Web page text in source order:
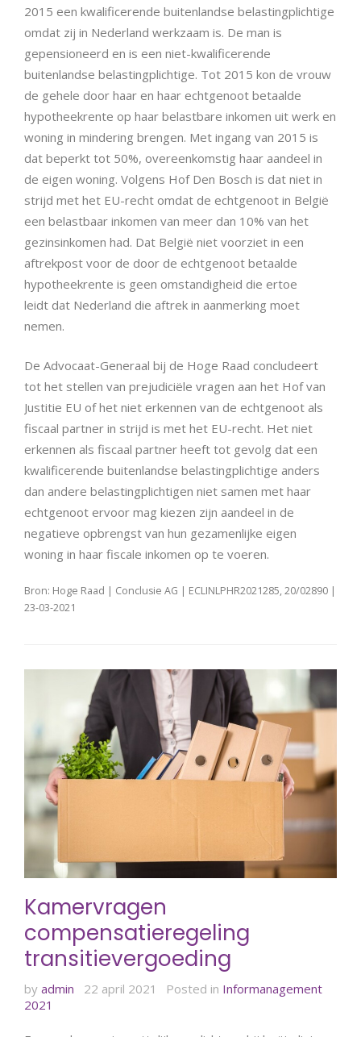
2015 een kwalificerende buitenlandse belastingplichtige
omdat zij in Nederland werkzaam is. De man is
gepensioneerd en is een niet-kwalificerende
buitenlandse belastingplichtige. Tot 2015 kon de vrouw
de gehele door haar en haar echtgenoot betaalde
hypotheekrente op haar belastbare inkomen uit werk en
woning in mindering brengen. Met ingang van 2015 is
dat beperkt tot 50%, overeenkomstig haar aandeel in
de eigen woning. Volgens Hof Den Bosch is dat niet in
strijd met het EU-recht omdat de echtgenoot in België
een belastbaar inkomen van meer dan 10% van het
gezinsinkomen had. Dat België niet voorziet in een
aftrekpost voor de door de echtgenoot betaalde
hypotheekrente is geen omstandigheid die ertoe
leidt dat Nederland die aftrek in aanmerking moet
nemen.
De Advocaat-Generaal bij de Hoge Raad concludeert
tot het stellen van prejudiciële vragen aan het Hof van
Justitie EU of het niet erkennen van de echtgenoot als
fiscaal partner in strijd is met het EU-recht. Het niet
erkennen als fiscaal partner heeft tot gevolg dat een
kwalificerende buitenlandse belastingplichtige anders
dan andere belastingplichtigen niet samen met haar
echtgenoot ervoor mag kiezen zijn aandeel in de
negatieve opbrengst van hun gezamenlijke eigen
woning in haar fiscale inkomen op te voeren.
Bron: Hoge Raad | Conclusie AG | ECLINLPHR2021285, 20/02890 |
23-03-2021
Kamervragen
compensatieregeling
transitievergoeding
by admin 22 april 2021 Posted in Informanagement
2021